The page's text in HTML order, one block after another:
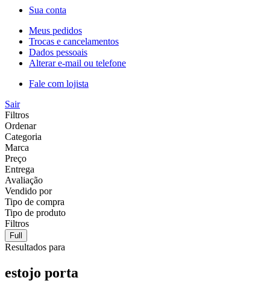
Sua conta
Meus pedidos
Trocas e cancelamentos
Dados pessoais
Alterar e-mail ou telefone
Fale com lojista
Sair
Filtros
Ordenar
Categoria
Marca
Preço
Entrega
Avaliação
Vendido por
Tipo de compra
Tipo de produto
Filtros
Full
Resultados para
estojo porta